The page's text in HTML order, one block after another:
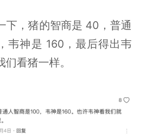
下，猪的智商是 40，普通
韦神是 160，最后得出韦
看猪一样。